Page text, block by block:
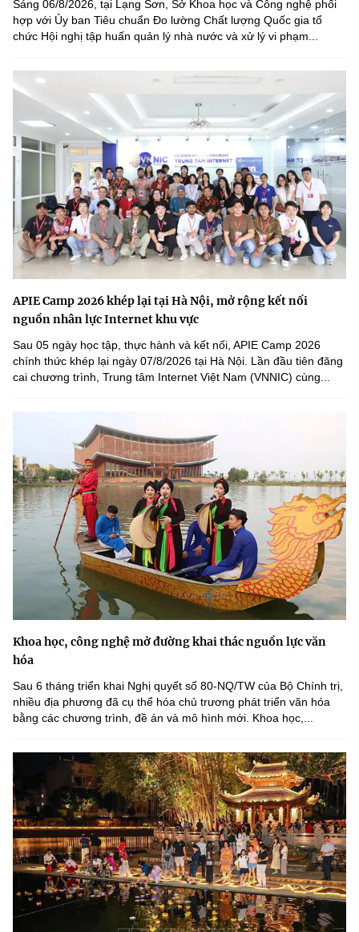
Sáng 06/8/2026, tại Lạng Sơn, Sở Khoa học và Công nghệ phối
hợp với Ủy ban Tiêu chuẩn Đo lường Chất lượng Quốc gia tổ
chức Hội nghị tập huấn quản lý nhà nước và xử lý vi phạm...
APIE Camp 2026 khép lại tại Hà Nội, mở rộng kết nối
nguồn nhân lực Internet khu vực
Sau 05 ngày học tập, thực hành và kết nối, APIE Camp 2026
chính thức khép lại ngày 07/8/2026 tại Hà Nội. Lần đầu tiên đăng
cai chương trình, Trung tâm Internet Việt Nam (VNNIC) cùng...
Khoa học, công nghệ mở đường khai thác nguồn lực văn
hóa
Sau 6 tháng triển khai Nghị quyết số 80-NQ/TW của Bộ Chính trị,
nhiều địa phương đã cụ thể hóa chủ trương phát triển văn hóa
bằng các chương trình, đề án và mô hình mới. Khoa học,...